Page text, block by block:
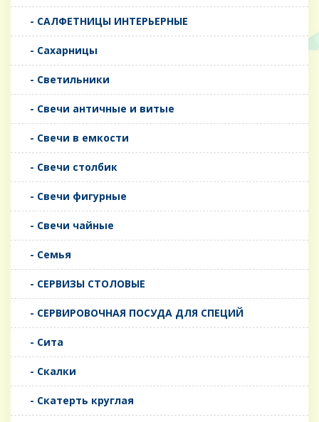
- САЛФЕТНИЦЫ ИНТЕРЬЕРНЫЕ
- Сахарницы
- Светильники
- Свечи античные и витые
- Свечи в емкости
- Свечи столбик
- Свечи фигурные
- Свечи чайные
- Семья
- СЕРВИЗЫ СТОЛОВЫЕ
- СЕРВИРОВОЧНАЯ ПОСУДА ДЛЯ СПЕЦИЙ
- Сита
- Скалки
- Скатерть круглая